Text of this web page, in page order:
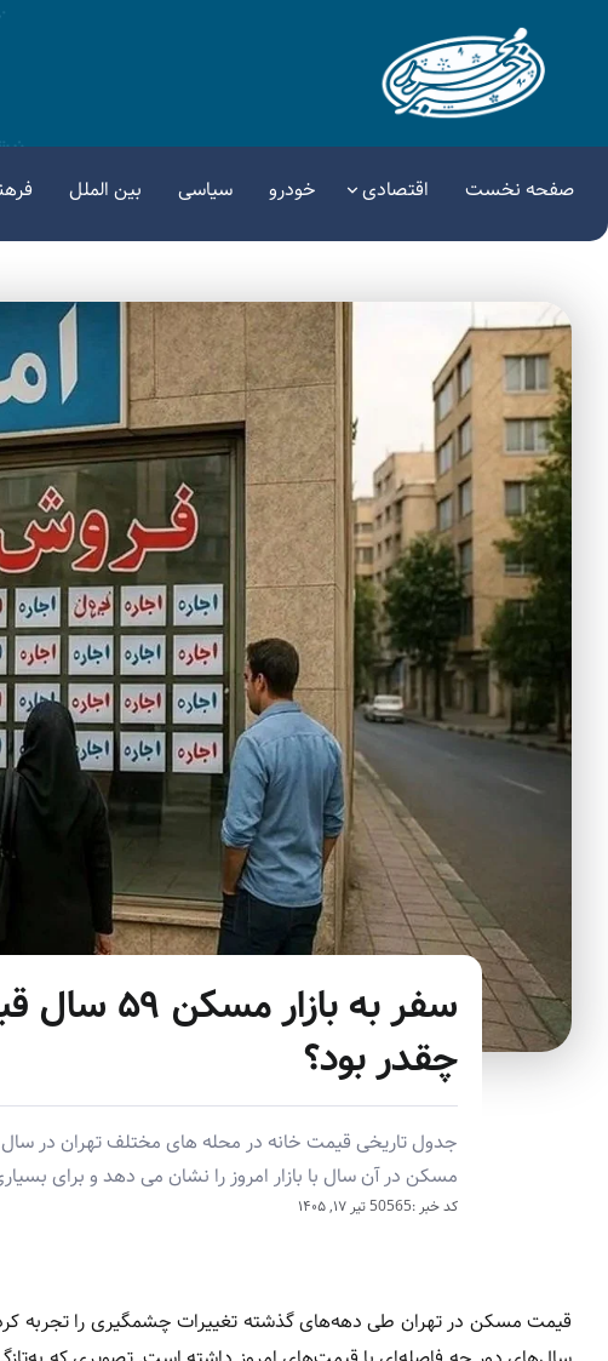
صفحه نخست اقتصادی خودرو سیاسی بین الملل
سفر به
چقدر بود؟
مسکن در آن سال با بازار امروز را نشان می دهد و برای
کد خبر :50565 تیر ۱۷, ۱۴۰۵
قیمت مسکن در تهران طی دهه‌های گذشته تغییرات چشمگیری را تجربه